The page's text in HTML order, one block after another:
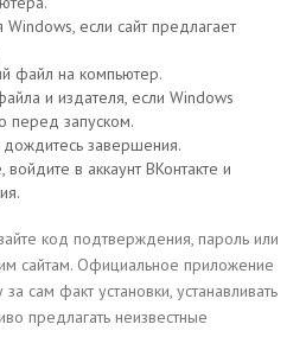
если сайт предлагает
файл на компьютер.
и издателя, если Windows
перед запуском.
дождитесь завершения.
в аккаунт ВКонтакте и
код подтверждения, пароль или
сайтам. Официальное приложение
сам факт установки, устанавливать
предлагать неизвестные